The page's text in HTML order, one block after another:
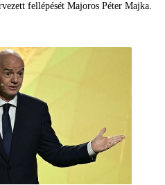
fellépését Majoros Péter Majka.